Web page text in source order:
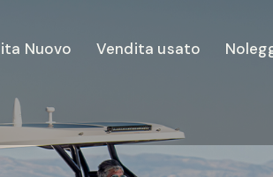
Nuovo Vendita usato